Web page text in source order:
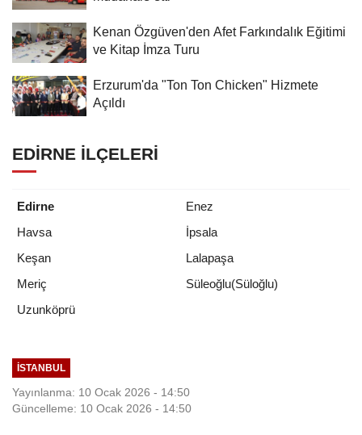
Kenan Özgüven'den Afet Farkındalık Eğitimi
ve Kitap İmza Turu
Erzurum'da "Ton Ton Chicken" Hizmete
Açıldı
EDIRNE İLÇELERI
Edirne
Enez
Havsa
İpsala
Keşan
Lalapaşa
Meriç
Süleoğlu(Süloğlu)
Uzunköprü
İSTANBUL
Yayınlanma: 10 Ocak 2026 - 14:50
Güncelleme: 10 Ocak 2026 - 14:50